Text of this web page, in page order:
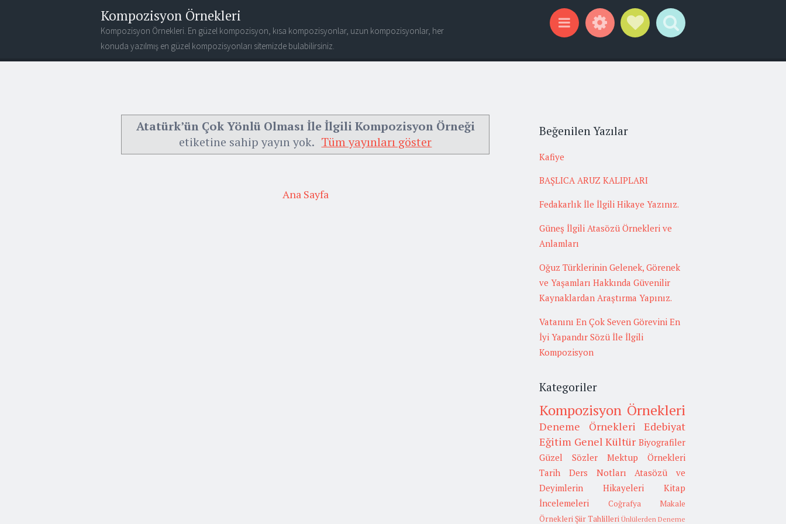
Kompozisyon Örnekleri
Kompozisyon Örnekleri. En güzel kompozisyon, kısa kompozisyonlar, uzun kompozisyonlar, her
konuda yazılmış en güzel kompozisyonları sitemizde bulabilirsiniz.
Atatürk’ün Çok Yönlü Olması İle İlgili Kompozisyon Örneği
etiketine sahip yayın yok. Tüm yayınları göster
Ana Sayfa
Beğenilen Yazılar
Kafiye
BAŞLICA ARUZ KALIPLARI
Fedakarlık İle İlgili Hikaye Yazınız.
Güneş İlgili Atasözü Örnekleri ve
Anlamları
Oğuz Türklerinin Gelenek, Görenek
ve Yaşamları Hakkında Güvenilir
Kaynaklardan Araştırma Yapınız.
Vatanını En Çok Seven Görevini En
İyi Yapandır Sözü İle İlgili
Kompozisyon
Kategoriler
Kompozisyon Örnekleri
Deneme Örnekleri
Edebiyat
Eğitim Genel Kültür Biyografiler
Güzel Sözler
Mektup Örnekleri
Tarih
Ders Notları
Atasözü ve
Deyimlerin Hikayeleri
Kitap
İncelemeleri
Coğrafya
Makale
Örnekleri Şiir Tahlilleri Ünlülerden Deneme